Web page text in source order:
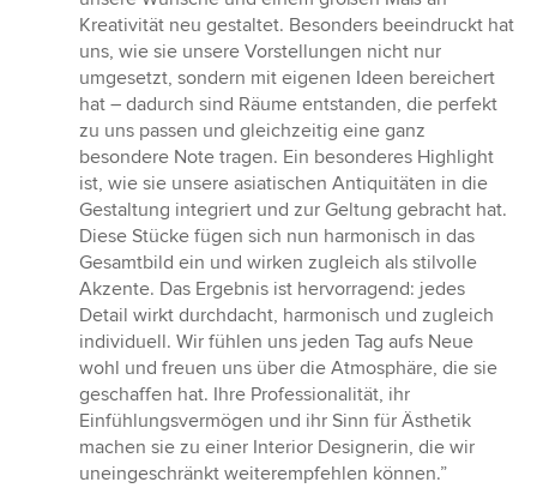
Sternen
Kreativität neu gestaltet. Besonders beeindruckt hat
uns, wie sie unsere Vorstellungen nicht nur
umgesetzt, sondern mit eigenen Ideen bereichert
hat – dadurch sind Räume entstanden, die perfekt
zu uns passen und gleichzeitig eine ganz
besondere Note tragen. Ein besonderes Highlight
ist, wie sie unsere asiatischen Antiquitäten in die
Gestaltung integriert und zur Geltung gebracht hat.
Diese Stücke fügen sich nun harmonisch in das
Gesamtbild ein und wirken zugleich als stilvolle
Akzente. Das Ergebnis ist hervorragend: jedes
Detail wirkt durchdacht, harmonisch und zugleich
individuell. Wir fühlen uns jeden Tag aufs Neue
wohl und freuen uns über die Atmosphäre, die sie
geschaffen hat. Ihre Professionalität, ihr
Einfühlungsvermögen und ihr Sinn für Ästhetik
machen sie zu einer Interior Designerin, die wir
uneingeschränkt weiterempfehlen können.”